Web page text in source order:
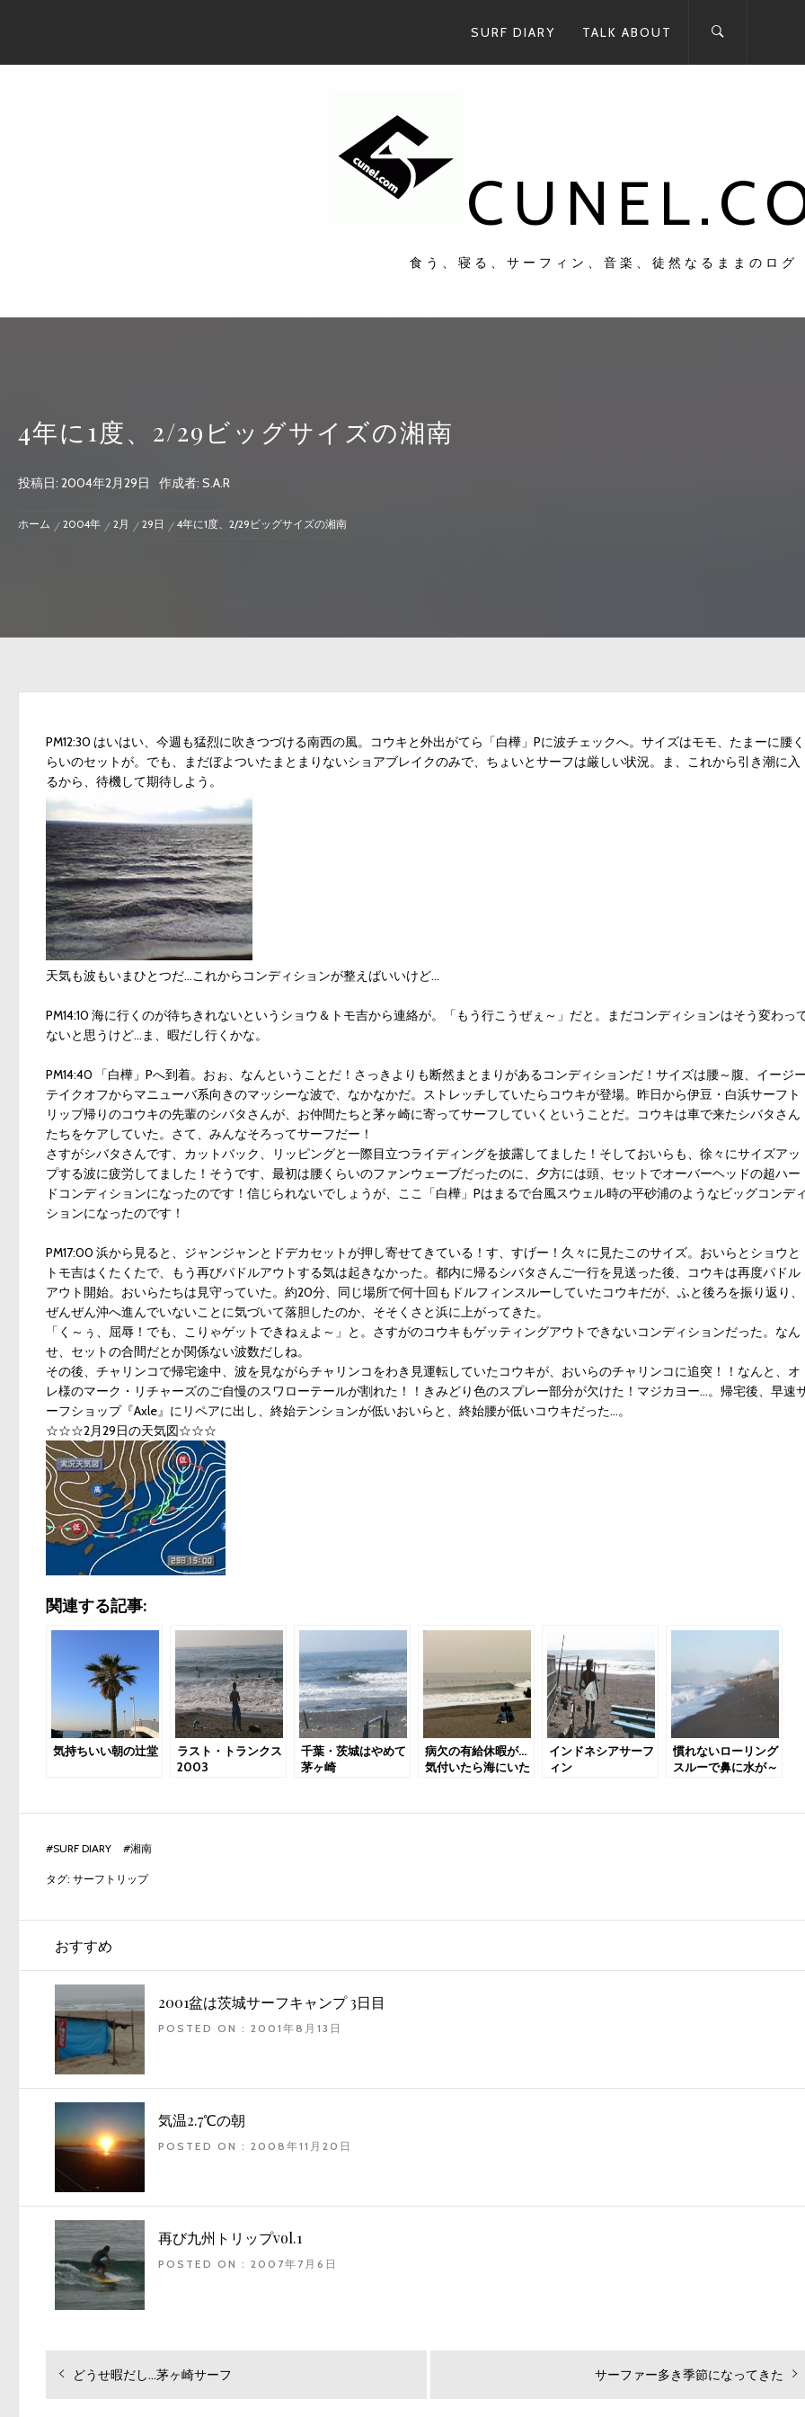
ン
SURF DIARY TALK ABOUT
食う、寝る、サーフィン、音楽、徒然なるままのログ
4年に1度、2/29ビッグサイズの湘南
投稿日: 2004年2月29日 作成者: S.A.R
ホーム 2004年 2月 29日 4年に1度、2/29ビッグサイズの湘南
PM12:30 はいはい、今週も猛烈に吹きつづける南西の風。コウキと外出がてら「白樺」Pに波チェックへ。サイズはモモ、たまーに腰く
らいのセットが。でも、まだぼよついたまとまりないショアブレイクのみで、ちょいとサーフは厳しい状況。ま、これから引き潮に入
るから、待機して期待しよう。
天気も波もいまひとつだ…これからコンディションが整えばいいけど…
PM14:10 海に行くのが待ちきれないというショウ＆トモ吉から連絡が。「もう行こうぜぇ～」だと。まだコンディションはそう変わっ
ないと思うけど…ま、暇だし行くかな。
PM14:40 「白樺」Pへ到着。おぉ、なんということだ！さっきよりも断然まとまりがあるコンディションだ！サイズは腰～腹、イージ
テイクオフからマニューバ系向きのマッシーな波で、なかなかだ。ストレッチしていたらコウキが登場。昨日から伊豆・白浜サーフト
リップ帰りのコウキの先輩のシバタさんが、お仲間たちと茅ヶ崎に寄ってサーフしていくということだ。コウキは車で来たシバタさん
たちをケアしていた。さて、みんなそろってサーフだー！
さすがシバタさんです、カットバック、リッピングと一際目立つライディングを披露してました！そしておいらも、徐々にサイズアッ
プする波に疲労してました！そうです、最初は腰くらいのファンウェーブだったのに、夕方には頭、セットでオーバーヘッドの超ハー
ドコンディションになったのです！信じられないでしょうが、ここ「白樺」Pはまるで台風スウェル時の平砂浦のようなビッグコンデ
ションになったのです！
PM17:00 浜から見ると、ジャンジャンとドデカセットが押し寄せてきている！す、すげー！久々に見たこのサイズ。おいらとショウと
トモ吉はくたくたで、もう再びパドルアウトする気は起きなかった。都内に帰るシバタさんご一行を見送った後、コウキは再度パドル
アウト開始。おいらたちは見守っていた。約20分、同じ場所で何十回もドルフィンスルーしていたコウキだが、ふと後ろを振り返り、
ぜんぜん沖へ進んでいないことに気づいて落胆したのか、そそくさと浜に上がってきた。
「く～ぅ、屈辱！でも、こりゃゲットできねぇよ～」と。さすがのコウキもゲッティングアウトできないコンディションだった。なん
せ、セットの合間だとか関係ない波数だしね。
その後、チャリンコで帰宅途中、波を見ながらチャリンコをわき見運転していたコウキが、おいらのチャリンコに追突！！なんと、オ
レ様のマーク・リチャーズのご自慢のスワローテールが割れた！！きみどり色のスプレー部分が欠けた！マジカヨー…。帰宅後、早速
ーフショップ『Axle』にリペアに出し、終始テンションが低いおいらと、終始腰が低いコウキだった…。
☆☆☆2月29日の天気図☆☆☆
関連する記事:
気持ちいい朝の辻堂
ラスト・トランクス
2003
千葉・茨城はやめて
茅ヶ崎
病欠の有給休暇が…
気付いたら海にいた
インドネシアサーフ
ィン
慣れないローリング
スルーで鼻に水が～
#SURF DIARY #湘南
タグ: サーフトリップ
おすすめ
2001盆は茨城サーフキャンプ 3日目
POSTED ON : 2001年8月13日
気温2.7℃の朝
POSTED ON : 2008年11月20日
再び九州トリップvol.1
POSTED ON : 2007年7月6日
投
過
どうせ暇だし…茅ヶ崎サーフ
次
サーファー多き季節になってきた